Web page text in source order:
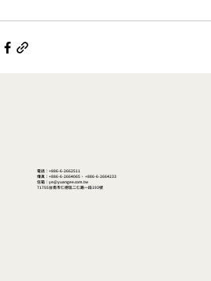
電話：+886-6-2662511
傳真：+886-6-2664065、 +886-6-2664233
信箱：ye@yuangee.com.tw
71755台南市仁德區二仁路一段193號